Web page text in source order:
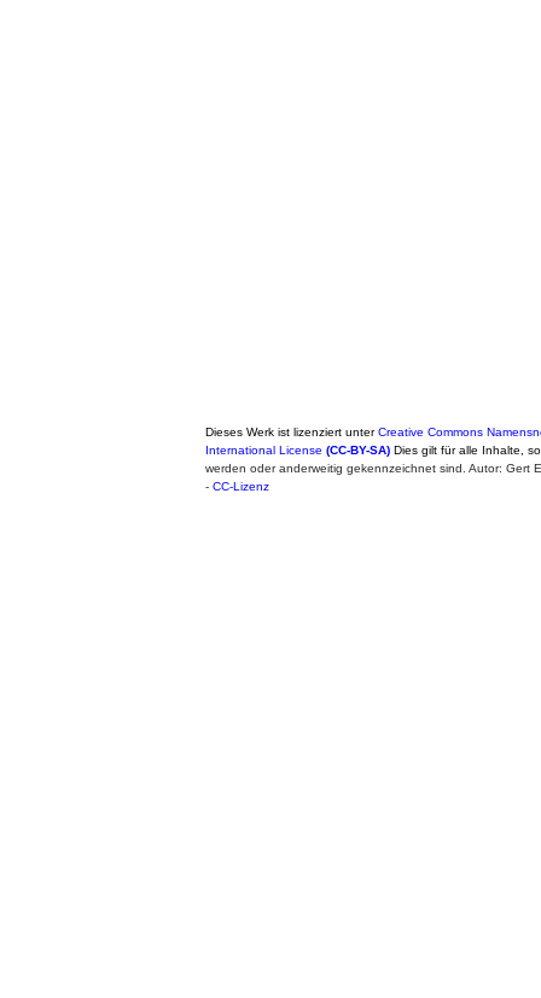
Dieses Werk ist lizenziert unterCreative Commons
International License (CC-BY-SA) Dies gilt für alle Inhalte,
werden oder anderweitig gekennzeichnet sind. Autor: Gert
- CC-Lizenz